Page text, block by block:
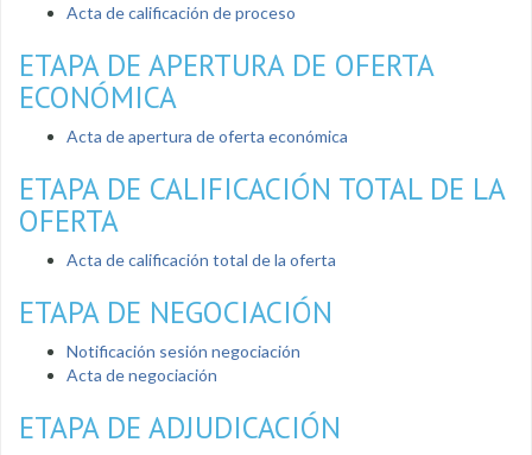
Acta de calificación de proceso
ETAPA DE APERTURA DE OFERTA
ECONÓMICA
Acta de apertura de oferta económica
ETAPA DE CALIFICACIÓN TOTAL DE LA
OFERTA
Acta de calificación total de la oferta
ETAPA DE NEGOCIACIÓN
Notificación sesión negociación
Acta de negociación
ETAPA DE ADJUDICACIÓN